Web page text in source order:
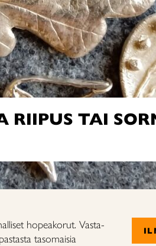
RIIPUS TAI
hopeakorut. Vasta-
tasomaisia